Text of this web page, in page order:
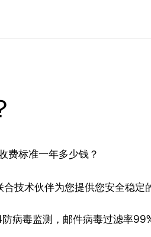
技术伙伴为您提供您安全稳定
毒监测，邮件病毒过滤率